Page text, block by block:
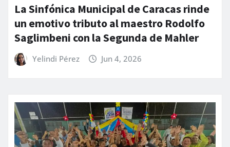
La Sinfónica Municipal de Caracas rinde
un emotivo tributo al maestro Rodolfo
Saglimbeni con la Segunda de Mahler
Yelindi Pérez Jun 4, 2026